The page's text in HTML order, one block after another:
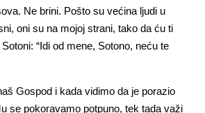
Ne brini. Pošto su većina ljudi u
oni su na mojoj strani, tako da ću ti
“Idi od mene, Sotono, neću te
Gospod i kada vidimo da je porazio
se pokoravamo potpuno, tek tada važi